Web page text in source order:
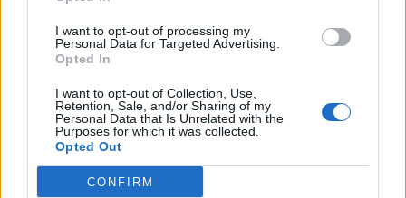
I want to opt-out of processing my
Personal Data for Targeted Advertising.
Opted In
I want to opt-out of Collection, Use,
Retention, Sale, and/or Sharing of my
Personal Data that Is Unrelated with the
Purposes for which it was collected.
Opted Out
CONFIRM
tartozik, melynek olvasása előfizetéses
regisztrációhoz kötött.
Az előfizetés a következőket tartalmazza:
Portfolio.hu teljes cikkarchívum
Kötéslisták: BÉT elmúlt 2 év napon belüli
kötéslistái